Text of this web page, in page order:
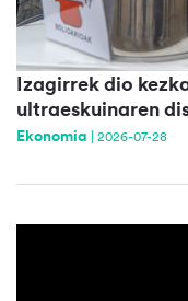
Izagirrek dio
ultraeskuinaren
Ekonomia 2026-07-28